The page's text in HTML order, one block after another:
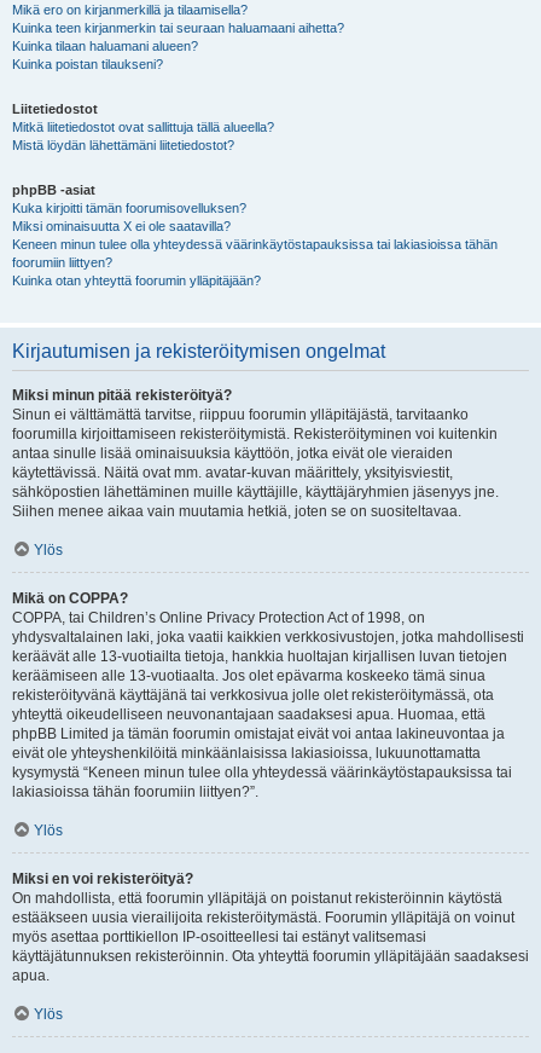
Mikä ero on kirjanmerkillä ja tilaamisella?
Kuinka teen kirjanmerkin tai seuraan haluamaani aihetta?
Kuinka tilaan haluamani alueen?
Kuinka poistan tilaukseni?
Liitetiedostot
Mitkä liitetiedostot ovat sallittuja tällä alueella?
Mistä löydän lähettämäni liitetiedostot?
phpBB -asiat
Kuka kirjoitti tämän foorumisovelluksen?
Miksi ominaisuutta X ei ole saatavilla?
Keneen minun tulee olla yhteydessä väärinkäytöstapauksissa tai lakiasioissa tähän
foorumiin liittyen?
Kuinka otan yhteyttä foorumin ylläpitäjään?
Kirjautumisen ja rekisteröitymisen ongelmat
Miksi minun pitää rekisteröityä?
Sinun ei välttämättä tarvitse, riippuu foorumin ylläpitäjästä, tarvitaanko
foorumilla kirjoittamiseen rekisteröitymistä. Rekisteröityminen voi kuitenkin
antaa sinulle lisää ominaisuuksia käyttöön, jotka eivät ole vieraiden
käytettävissä. Näitä ovat mm. avatar-kuvan määrittely, yksityisviestit,
sähköpostien lähettäminen muille käyttäjille, käyttäjäryhmien jäsenyys jne.
Siihen menee aikaa vain muutamia hetkiä, joten se on suositeltavaa.
Ylös
Mikä on COPPA?
COPPA, tai Children’s Online Privacy Protection Act of 1998, on
yhdysvaltalainen laki, joka vaatii kaikkien verkkosivustojen, jotka mahdollisesti
keräävät alle 13-vuotiailta tietoja, hankkia huoltajan kirjallisen luvan tietojen
keräämiseen alle 13-vuotiaalta. Jos olet epävarma koskeeko tämä sinua
rekisteröityvänä käyttäjänä tai verkkosivua jolle olet rekisteröitymässä, ota
yhteyttä oikeudelliseen neuvonantajaan saadaksesi apua. Huomaa, että
phpBB Limited ja tämän foorumin omistajat eivät voi antaa lakineuvontaa ja
eivät ole yhteyshenkilöitä minkäänlaisissa lakiasioissa, lukuunottamatta
kysymystä “Keneen minun tulee olla yhteydessä väärinkäytöstapauksissa tai
lakiasioissa tähän foorumiin liittyen?”.
Ylös
Miksi en voi rekisteröityä?
On mahdollista, että foorumin ylläpitäjä on poistanut rekisteröinnin käytöstä
estääkseen uusia vierailijoita rekisteröitymästä. Foorumin ylläpitäjä on voinut
myös asettaa porttikiellon IP-osoitteellesi tai estänyt valitsemasi
käyttäjätunnuksen rekisteröinnin. Ota yhteyttä foorumin ylläpitäjään saadaksesi
apua.
Ylös